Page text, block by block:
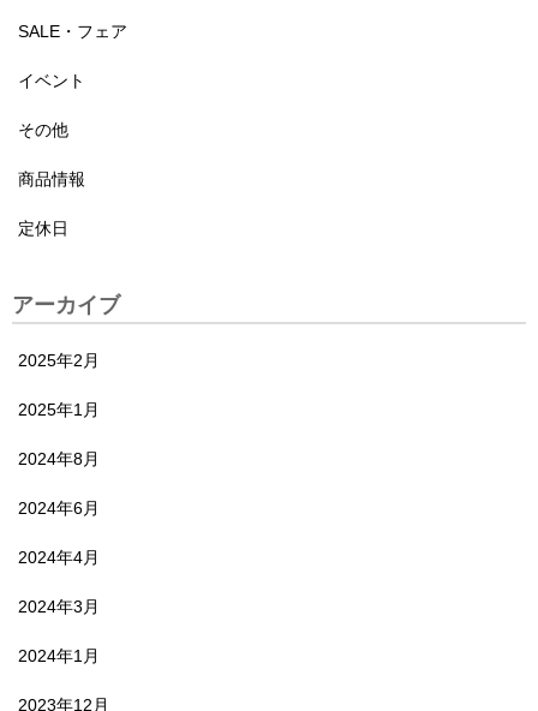
SALE・フェア
イベント
その他
商品情報
定休日
アーカイブ
2025年2月
2025年1月
2024年8月
2024年6月
2024年4月
2024年3月
2024年1月
2023年12月